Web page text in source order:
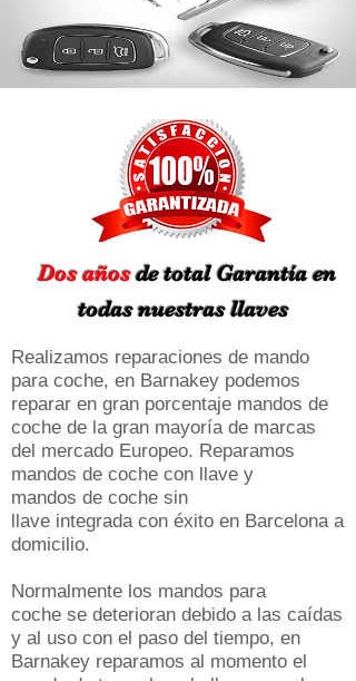
Dos añosde totalGarantíaen
todas nuestras llaves
Realizamos reparaciones de mando
para coche, en Barnakey podemos
reparar en gran porcentaje mandos de
coche de la gran mayoría de marcas
del mercado Europeo. Reparamos
mandos de coche con llave y
mandos de coche sin
llave integrada con éxito en Barcelona a
domicilio.
Normalmente los mandos para
coche se deterioran debido a las caídas
y al uso con el paso del tiempo, en
Barnakey reparamos al momento el